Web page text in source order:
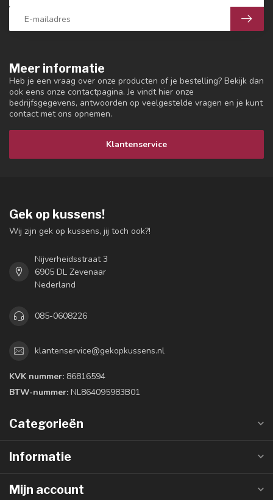
Meer informatie
Heb je een vraag over onze producten of je bestelling? Bekijk dan
ook eens onze contactpagina. Je vindt hier onze
bedrijfsgegevens, antwoorden op veelgestelde vragen en je kunt
contact met ons opnemen.
Klantenservice
Gek op kussens!
Wij zijn gek op kussens, jij toch ook?!
Nijverheidsstraat 3
6905 DL Zevenaar
Nederland
085-0608226
klantenservice@gekopkussens.nl
KVK nummer: 86816594
BTW-nummer: NL864095983B01
Categorieën
Informatie
Mijn account